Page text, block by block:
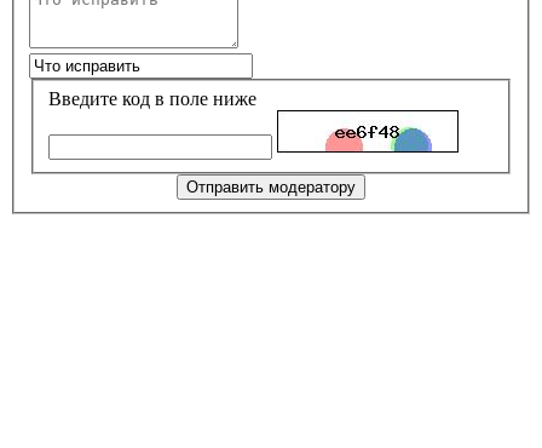
Введите код в поле ниже
Отправить модератору